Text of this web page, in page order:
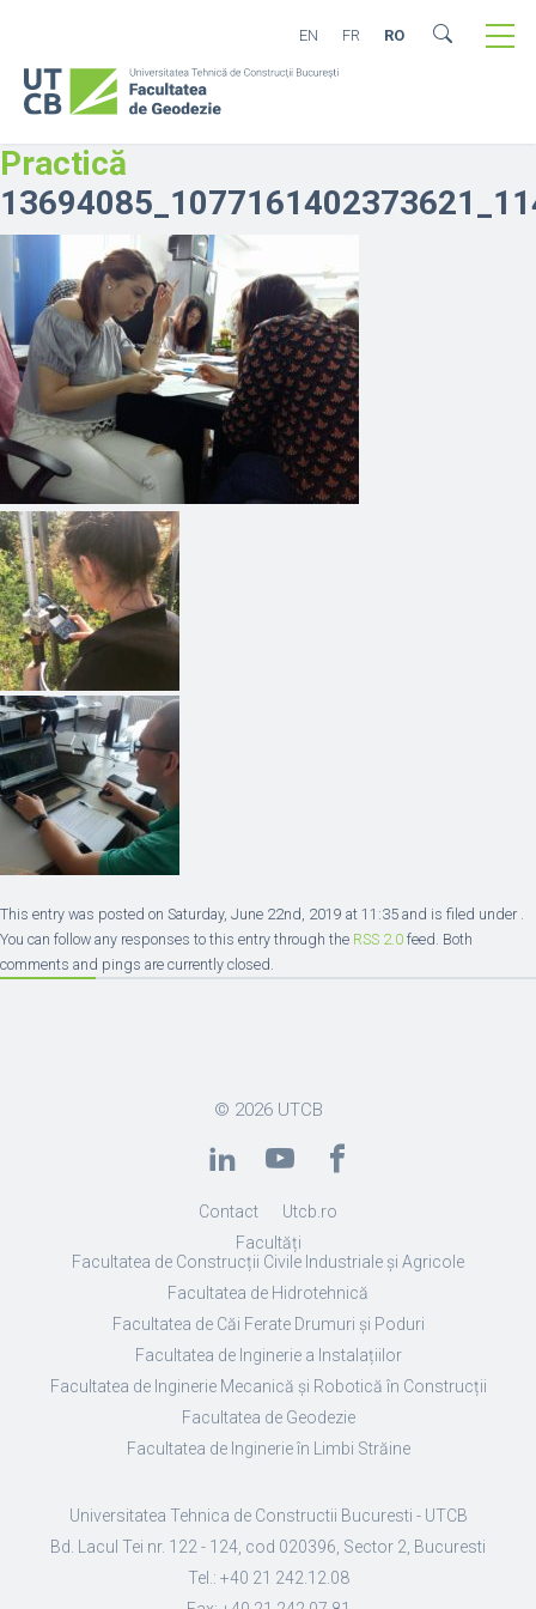
EN FR RO
Practică
This entry was posted on Saturday, June 22nd, 2019 at 11:35 and is filed under .
You can follow any responses to this entry through the RSS 2.0 feed. Both
comments and pings are currently closed.
© 2026 UTCB
Contact
Utcb.ro
Facultăți
Facultatea de Construcții Civile Industriale și Agricole
Facultatea de Hidrotehnică
Facultatea de Căi Ferate Drumuri și Poduri
Facultatea de Inginerie a Instalațiilor
Facultatea de Inginerie Mecanică și Robotică în Construcții
Facultatea de Geodezie
Facultatea de Inginerie în Limbi Străine
Universitatea Tehnica de Constructii Bucuresti - UTCB
Bd. Lacul Tei nr. 122 - 124, cod 020396, Sector 2, Bucuresti
Tel.: +40 21 242.12.08